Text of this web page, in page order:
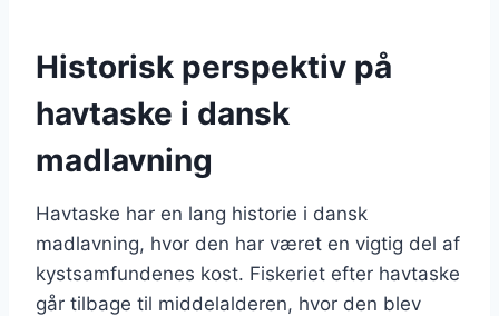
Historisk perspektiv på
havtaske i dansk
madlavning
Havtaske har en lang historie i dansk
madlavning, hvor den har været en vigtig del af
kystsamfundenes kost. Fiskeriet efter havtaske
går tilbage til middelalderen, hvor den blev